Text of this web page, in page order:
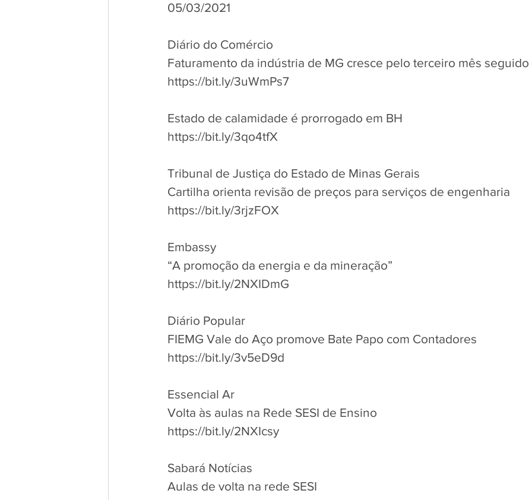
05/03/2021
Diário do Comércio
Faturamento da indústria de MG cresce pelo terceiro mês seguido
https://bit.ly/3uWmPs7
Estado de calamidade é prorrogado em BH
https://bit.ly/3qo4tfX
Tribunal de Justiça do Estado de Minas Gerais
Cartilha orienta revisão de preços para serviços de engenharia
https://bit.ly/3rjzFOX
Embassy
“A promoção da energia e da mineração”
https://bit.ly/2NXIDmG
Diário Popular
FIEMG Vale do Aço promove Bate Papo com Contadores
https://bit.ly/3v5eD9d
Essencial Ar
Volta às aulas na Rede SESI de Ensino
https://bit.ly/2NXIcsy
Sabará Notícias
Aulas de volta na rede SESI